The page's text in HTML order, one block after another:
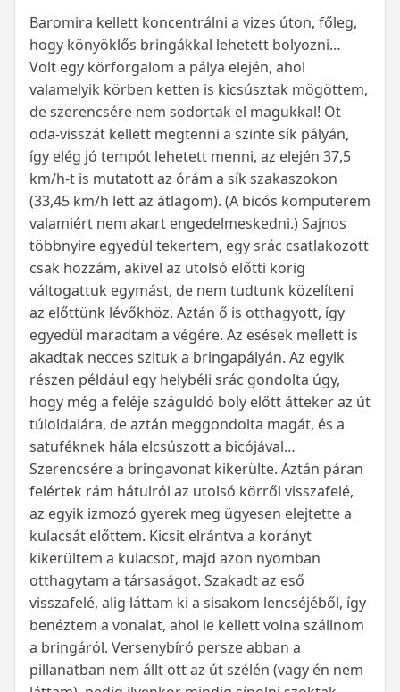
Baromira kellett koncentrálni a vizes úton, főleg,
hogy könyöklős bringákkal lehetett bolyozni…
Volt egy körforgalom a pálya elején, ahol
valamelyik körben ketten is kicsúsztak mögöttem,
de szerencsére nem sodortak el magukkal! Öt
oda-visszát kellett megtenni a szinte sík pályán,
így elég jó tempót lehetett menni, az elején 37,5
km/h-t is mutatott az órám a sík szakaszokon
(33,45 km/h lett az átlagom). (A bicós komputerem
valamiért nem akart engedelmeskedni.) Sajnos
többnyire egyedül tekertem, egy srác csatlakozott
csak hozzám, akivel az utolsó előtti körig
váltogattuk egymást, de nem tudtunk közelíteni
az előttünk lévőkhöz. Aztán ő is otthagyott, így
egyedül maradtam a végére. Az esések mellett is
akadtak necces szituk a bringapályán. Az egyik
részen például egy helybéli srác gondolta úgy,
hogy még a feléje száguldó boly előtt átteker az út
túloldalára, de aztán meggondolta magát, és a
satuféknek hála elcsúszott a bicójával…
Szerencsére a bringavonat kikerülte. Aztán páran
felértek rám hátulról az utolsó körről visszafelé,
az egyik izmozó gyerek meg ügyesen elejtette a
kulacsát előttem. Kicsit elrántva a korányt
kikerültem a kulacsot, majd azon nyomban
otthagytam a társaságot. Szakadt az eső
visszafelé, alig láttam ki a sisakom lencséjéből, így
benéztem a vonalat, ahol le kellett volna szállnom
a bringáról. Versenybíró persze abban a
pillanatban nem állt ott az út szélén (vagy én nem